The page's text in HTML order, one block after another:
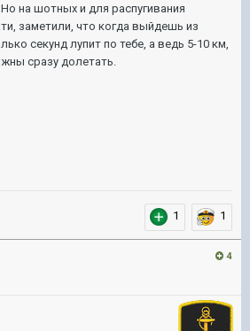
на шотных и для распугивания
заметили, что когда выйдешь из
секунд лупит по тебе, а ведь 5-10 км,
сразу долетать.
1 1
4